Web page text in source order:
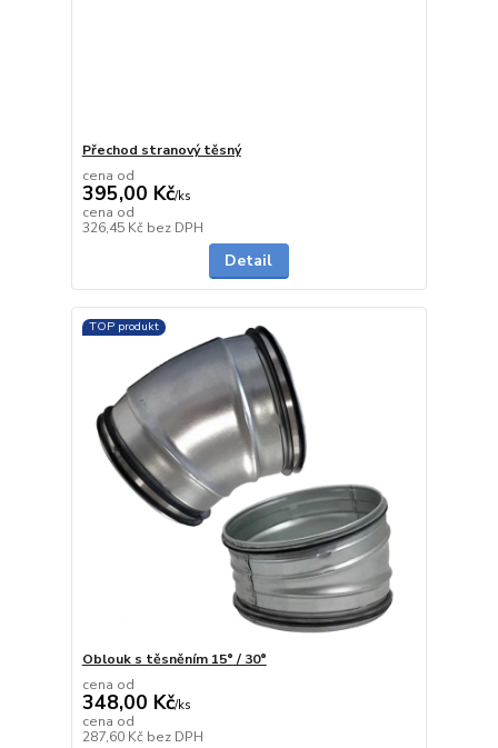
Přechod stranový těsný
cena od
395,00 Kč/ks
cena od
326,45 Kč bez DPH
Detail
TOP produkt
Oblouk s těsněním 15° / 30°
cena od
348,00 Kč/ks
cena od
287,60 Kč bez DPH